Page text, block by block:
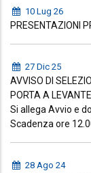
10 Lug 26
PRESENTAZIONI
27 Dic 25
AVVISO DI
PORTA A
Si allega Avvio e
Scadenza ore
28 Ago 24